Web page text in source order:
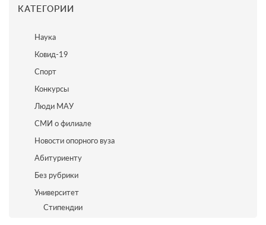
КАТЕГОРИИ
Наука
Ковид-19
Спорт
Конкурсы
Люди МАУ
СМИ о филиале
Новости опорного вуза
Абитуриенту
Без рубрики
Университет
Стипендии